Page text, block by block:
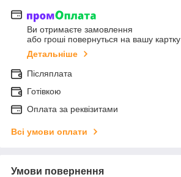
Ви отримаєте замовлення
або гроші повернуться на вашу картку
Детальніше
Післяплата
Готівкою
Оплата за реквізитами
Всі умови оплати
Умови повернення